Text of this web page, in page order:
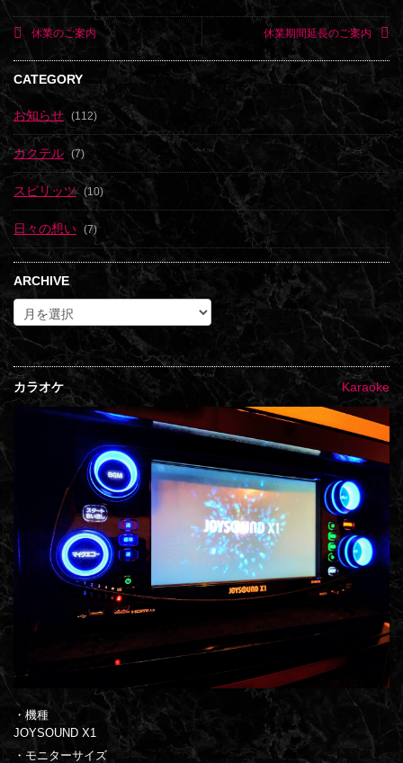
休業のご案内 休業期間延長のご案内
CATEGORY
お知らせ (112)
カクテル (7)
スピリッツ (10)
日々の想い (7)
ARCHIVE
カラオケ Karaoke
・機種
JOYSOUND X1
・モニターサイズ